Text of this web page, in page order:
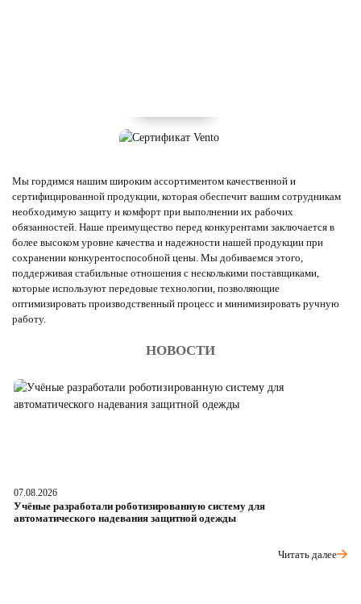
Мы гордимся нашим широким ассортиментом качественной и
сертифицированной продукции, которая обеспечит вашим сотрудникам
необходимую защиту и комфорт при выполнении их рабочих
обязанностей. Наше преимущество перед конкурентами заключается в
более высоком уровне качества и надежности нашей продукции при
сохранении конкурентоспособной цены. Мы добиваемся этого,
поддерживая стабильные отношения с несколькими поставщиками,
которые используют передовые технологии, позволяющие
оптимизировать производственный процесс и минимизировать ручную
работу.
НОВОСТИ
07.08.2026
Учёные разработали роботизированную систему для
автоматического надевания защитной одежды
Читать далее